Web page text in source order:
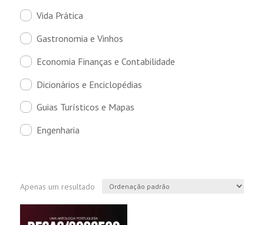
Vida Prática
Gastronomia e Vinhos
Economia Finanças e Contabilidade
Dicionários e Enciclopédias
Guias Turísticos e Mapas
Engenharia
Apenas um resultado